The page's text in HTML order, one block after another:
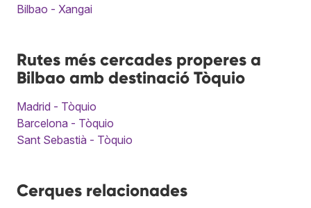
Bilbao - Xangai
Rutes més cercades properes a
Bilbao amb destinació Tòquio
Madrid - Tòquio
Barcelona - Tòquio
Sant Sebastià - Tòquio
Cerques relacionades